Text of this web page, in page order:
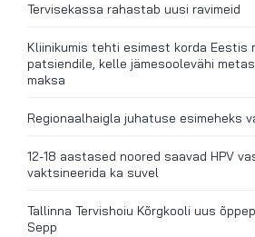
Tervisekassa rahastab uusi ravimeid
Kliinikumis tehti esimest korda Eestis
patsiendile, kelle jämesoolevähi
maksa
Regionaalhaigla juhatuse esimeheks
12-18 aastased noored saavad HPV
vaktsineerida ka suvel
Tallinna Tervishoiu Kõrgkooli uus
Sepp